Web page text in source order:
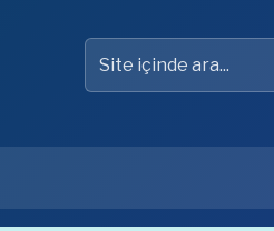
Site içinde ara